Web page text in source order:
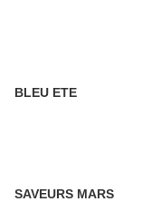
BLEU ETE
SAVEURS MARS